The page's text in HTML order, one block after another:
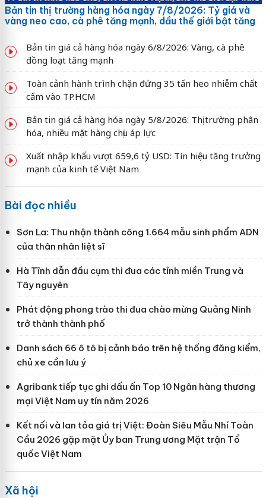
Bản tin thị trường hàng hóa ngày 7/8/2026: Tỷ giá và
vàng neo cao, cà phê tăng mạnh, dầu thế giới bật tăng
Bản tin giá cả hàng hóa ngày 6/8/2026: Vàng, cà phê
đồng loạt tăng mạnh
Toàn cảnh hành trình chặn đứng 35 tấn heo nhiễm chất
cấm vào TP.HCM
Bản tin giá cả hàng hóa ngày 5/8/2026: Thị trường phân
hóa, nhiều mặt hàng chịu áp lực
Xuất nhập khẩu vượt 659,6 tỷ USD: Tín hiệu tăng trưởng
mạnh của kinh tế Việt Nam
Bài đọc nhiều
Sơn La: Thu nhận thành công 1.664 mẫu sinh phẩm ADN
của thân nhân liệt sĩ
Hà Tĩnh dẫn đầu cụm thi đua các tỉnh miền Trung và
Tây nguyên
Phát động phong trào thi đua chào mừng Quảng Ninh
trở thành thành phố
Danh sách 66 ô tô bị cảnh báo trên hệ thống đăng kiểm,
chủ xe cần lưu ý
Agribank tiếp tục ghi dấu ấn Top 10 Ngân hàng thương
mại Việt Nam uy tín năm 2026
Kết nối và lan tỏa giá trị Việt: Đoàn Siêu Mẫu Nhí Toàn
Cầu 2026 gặp mặt Ủy ban Trung ương Mặt trận Tổ
quốc Việt Nam
Xã hội